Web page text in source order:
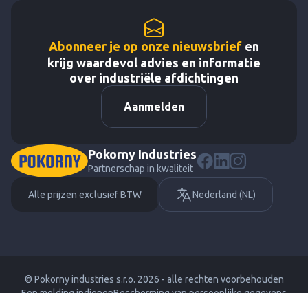
Abonneer je op onze nieuwsbrief en
krijg waardevol advies en informatie
over industriële afdichtingen
Aanmelden
Pokorny Industries
Partnerschap in kwaliteit
Alle prijzen exclusief BTW Nederland (NL)
© Pokorny industries s.r.o. 2026 - alle rechten voorbehouden